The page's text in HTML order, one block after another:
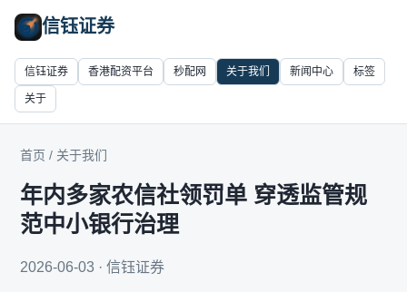
信钰证券
信钰证券 香港配资平台 秒配网 关于我们 新闻中心 标签
关于
首页 / 关于我们
年内多家农信社领罚单 穿透监管规
范中小银行治理
2026-06-03 · 信钰证券